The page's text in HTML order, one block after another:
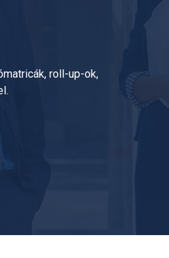
roll-up-ok,